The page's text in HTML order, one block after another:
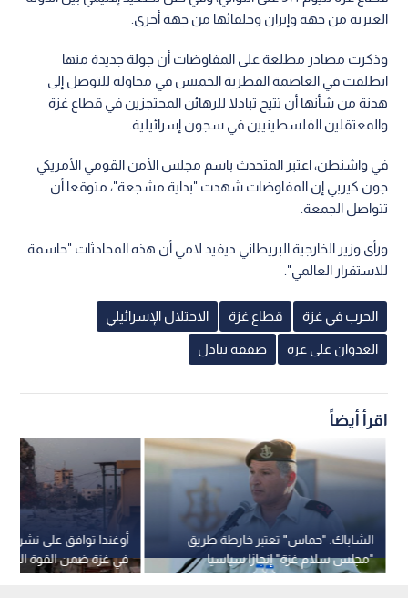
العبرية من جهة وإيران وحلفائها من جهة أخرى.
وذكرت مصادر مطلعة على المفاوضات أن جولة جديدة منها
انطلقت في العاصمة القطرية الخميس في محاولة للتوصل إلى
هدنة من شأنها أن تتيح تبادلا للرهائن المحتجزين في قطاع غزة
والمعتقلين الفلسطينيين في سجون إسرائيلية.
في واشنطن، اعتبر المتحدث باسم مجلس الأمن القومي الأمريكي
جون كيربي إن المفاوضات شهدت "بداية مشجعة"، متوقعا أن
تتواصل الجمعة.
ورأى وزير الخارجية البريطاني ديفيد لامي أن هذه المحادثات "حاسمة
للاستقرار العالمي".
الحرب في غزة قطاع غزة الاحتلال الإسرائيلي
العدوان على غزة صفقة تبادل
اقرأ أيضاً
أوغندا توافق على نشر
في غزة ضمن القوة
الشاباك: "حماس" تعتبر خارطة طريق
"مجلس سلام غزة" إنجازا سياسيا
وتسعى لكسب الوقت